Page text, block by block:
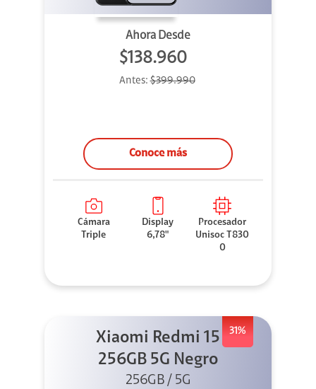
Ahora Desde
$138.960
Antes:$399.990
Conoce más
Cámara
Triple
Display
6,78"
Procesador
Unisoc T830
0
31%
Xiaomi Redmi 15
256GB 5G Negro
256GB / 5G